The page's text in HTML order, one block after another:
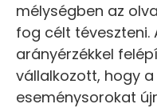
mélységben az
fog célt téveszteni.
arányérzékkel
vállalkozott, hogy
eseménysorokat